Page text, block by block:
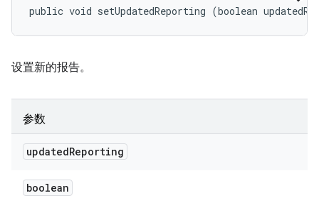
public void setUpdatedReporting (boolean
设置新的报告。
参数
updatedReporting
boolean